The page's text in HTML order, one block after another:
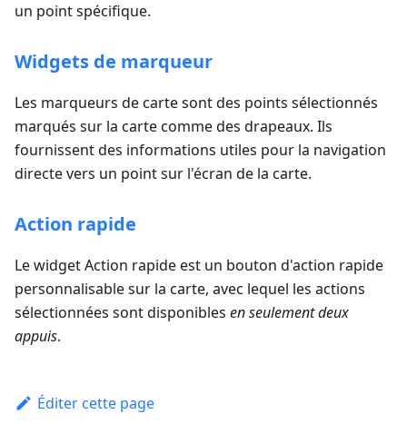
un point spécifique.
Widgets de marqueur
Les marqueurs de carte sont des points sélectionnés
marqués sur la carte comme des drapeaux. Ils
fournissent des informations utiles pour la navigation
directe vers un point sur l'écran de la carte.
Action rapide
Le widget Action rapide est un bouton d'action rapide
personnalisable sur la carte, avec lequel les actions
sélectionnées sont disponibles en seulement deux
appuis.
Éditer cette page